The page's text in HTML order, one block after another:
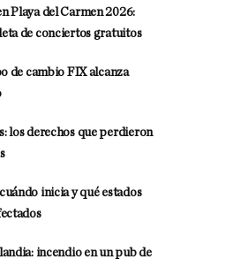
Playa del Carmen 2026:
de conciertos gratuitos
de cambio FIX alcanza
los derechos que perdieron
inicia y qué estados
incendio en un pub de